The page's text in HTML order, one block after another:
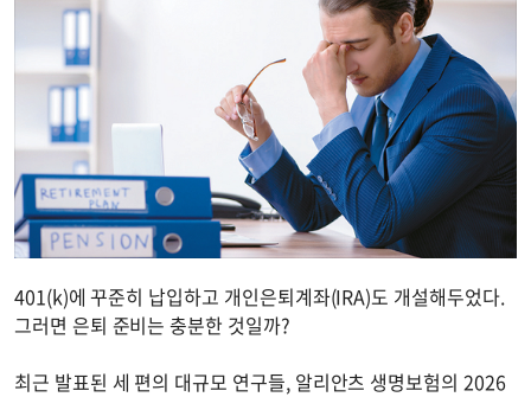
401(k)에 꾸준히 납입하고 개인은퇴계좌(IRA)도 개설해두었다.
그러면 은퇴 준비는 충분한 것일까?
최근 발표된 세 편의 대규모 연구들, 알리안츠 생명보험의 2026